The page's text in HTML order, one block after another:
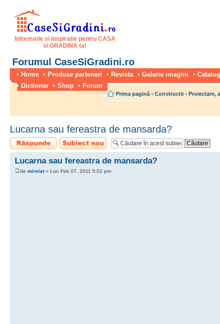
Informatie si inspiratie pentru CASA
si GRADINA ta!
Forumul CaseSiGradini.ro
Home Produse parteneri Revista Galerie imagini
Dictionar
Shop Forum
Prima pagină ‹ Constructii ‹ Proiectare,
Lucarna sau fereastra de mansarda?
Scrie un răspuns
Scrie un subiect
nou
Lucarna sau fereastra de mansarda?
de mirelat» Lun Feb 07, 2011 5:02 pm